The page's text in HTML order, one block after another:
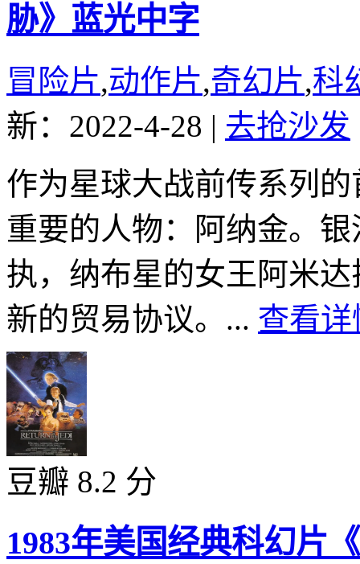
胁》蓝光中字
冒险片,动作片,奇幻片,科
新：2022-4-28 | 去抢沙发
作为星球大战前传系列
重要的人物：阿纳金。
执，纳布星的女王阿米
新的贸易协议。... 查看详
豆瓣 8.2 分
1983年美国经典科幻片